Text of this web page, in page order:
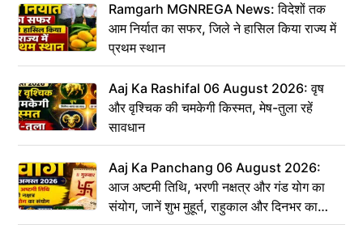
Ramgarh MGNREGA News: विदेशों तक
आम निर्यात का सफर, जिले ने हासिल किया राज्य में
प्रथम स्थान
Aaj Ka Rashifal 06 August 2026: वृष
और वृश्चिक की चमकेगी किस्मत, मेष-तुला रहें
सावधान
Aaj Ka Panchang 06 August 2026:
आज अष्टमी तिथि, भरणी नक्षत्र और गंड योग का
संयोग, जानें शुभ मुहूर्त, राहुकाल और दिनभर का
पंचांग